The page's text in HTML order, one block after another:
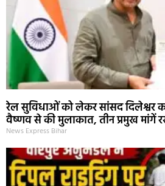
रेल सुविधाओं को लेकर सांसद दिलेश्वर
वैष्णव से की मुलाकात, तीन प्रमुख मांगें
News Express Bihar